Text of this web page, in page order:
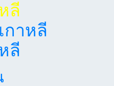
ลี
กาหลี
ลี